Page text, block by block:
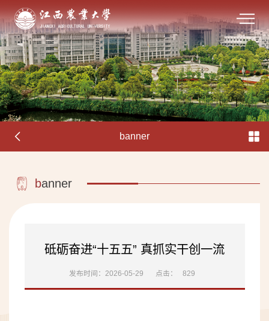
banner
banner
砥砺奋进“十五五” 真抓实干创一流
发布时间：2026-05-29 点击： 829